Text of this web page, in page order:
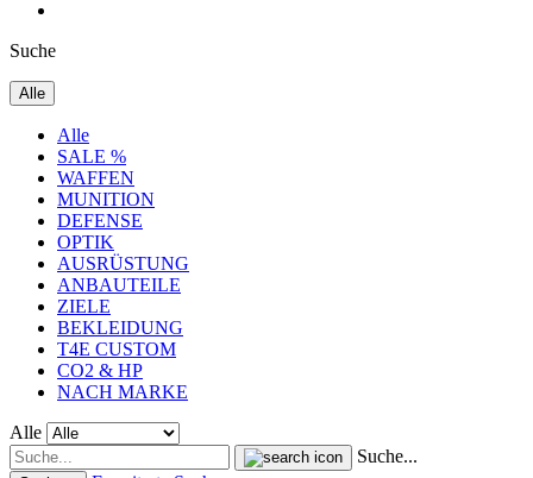
Suche
Alle
Alle
SALE %
WAFFEN
MUNITION
DEFENSE
OPTIK
AUSRÜSTUNG
ANBAUTEILE
ZIELE
BEKLEIDUNG
T4E CUSTOM
CO2 & HP
NACH MARKE
Alle
Suche...